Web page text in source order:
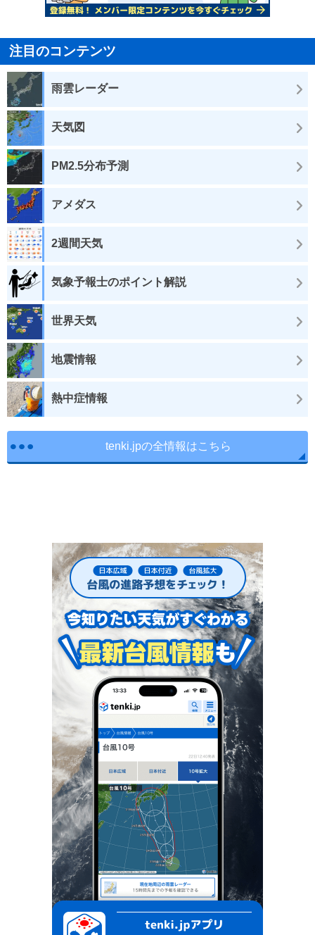
注目のコンテンツ
雨雲レーダー
天気図
PM2.5分布予測
アメダス
2週間天気
気象予報士のポイント解説
世界天気
地震情報
熱中症情報
tenki.jpの全情報はこちら